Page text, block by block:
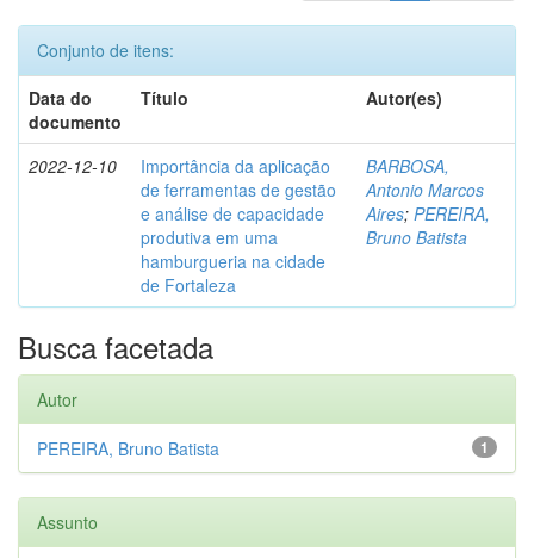
Conjunto de itens:
Data do
documento
Título Autor(es)
2022-12-10
Importância da aplicação
de ferramentas de gestão
e análise de capacidade
produtiva em uma
hamburgueria na cidade
de Fortaleza
BARBOSA,
Antonio Marcos
Aires; PEREIRA,
Bruno Batista
Busca facetada
Autor
1
PEREIRA, Bruno Batista
Assunto